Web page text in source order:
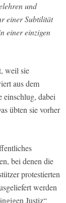
und
einer Subtilität
einer einzigen
weil sie
aus dem
dabei
übten sie vorher
bei denen die
protestierten
werden
Justiz“